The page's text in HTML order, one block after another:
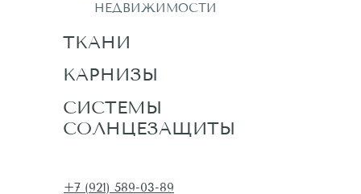
+7 (921) 589-03-89
НЕДВИЖИМОСТИ
НЕДВИЖИМОСТИ
ТКАНИ
КАРНИЗЫ
СИСТЕМЫ
СОЛНЦЕЗАЩИТЫ